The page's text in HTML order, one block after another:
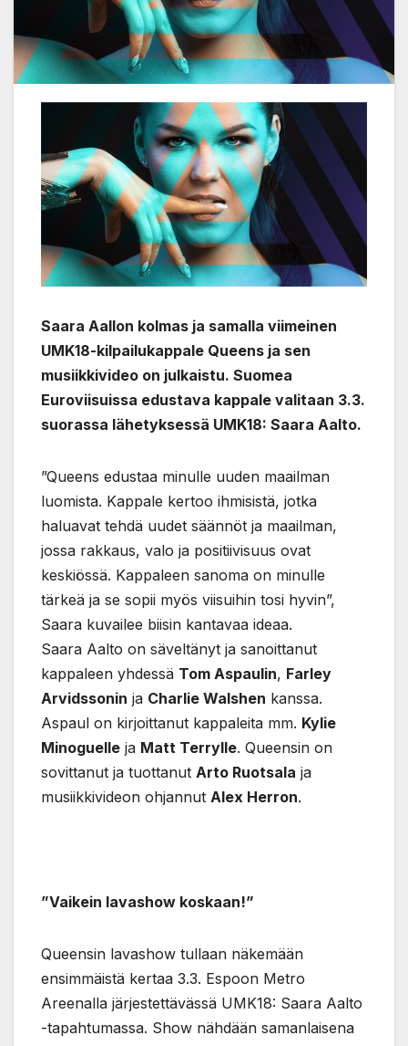
Saara Aallon kolmas ja samalla viimeinen
UMK18-kilpailukappale Queens ja sen
musiikkivideo on julkaistu. Suomea
Euroviisuissa edustava kappale valitaan 3.3.
suorassa lähetyksessä UMK18: Saara Aalto.
”Queens edustaa minulle uuden maailman
luomista. Kappale kertoo ihmisistä, jotka
haluavat tehdä uudet säännöt ja maailman,
jossa rakkaus, valo ja positiivisuus ovat
keskiössä. Kappaleen sanoma on minulle
tärkeä ja se sopii myös viisuihin tosi hyvin”,
Saara kuvailee biisin kantavaa ideaa.
Saara Aalto on säveltänyt ja sanoittanut
kappaleen yhdessä Tom Aspaulin, Farley
Arvidssonin ja Charlie Walshen kanssa.
Aspaul on kirjoittanut kappaleita mm. Kylie
Minoguelle ja Matt Terrylle. Queensin on
sovittanut ja tuottanut Arto Ruotsala ja
musiikkivideon ohjannut Alex Herron.
”Vaikein lavashow koskaan!”
Queensin lavashow tullaan näkemään
ensimmäistä kertaa 3.3. Espoon Metro
Areenalla järjestettävässä UMK18: Saara Aalto
-tapahtumassa. Show nähdään samanlaisena